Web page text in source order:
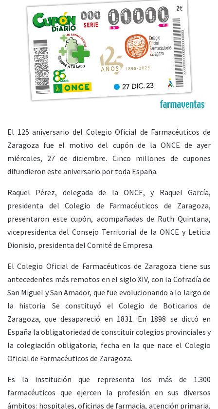
El 125 aniversario del Colegio Oficial de Farmacéuticos de
Zaragoza fue el motivo del cupón de la ONCE de ayer
miércoles, 27 de diciembre. Cinco millones de cupones
difundieron este aniversario por toda España.
Raquel Pérez, delegada de la ONCE, y Raquel García,
presidenta del Colegio de Farmacéuticos de Zaragoza,
presentaron este cupón, acompañadas de Ruth Quintana,
vicepresidenta del Consejo Territorial de la ONCE y Leticia
Dionisio, presidenta del Comité de Empresa.
El Colegio Oficial de Farmacéuticos de Zaragoza tiene sus
antecedentes más remotos en el siglo XIV, con la Cofradía de
San Miguel y San Amador, que fue evolucionando a lo largo de
la historia. Se constituyó el Colegio de Boticarios de
Zaragoza, que desapareció en 1831. En 1898 se dictó en
España la obligatoriedad de constituir colegios provinciales y
la colegiación obligatoria, fecha en la que nace el Colegio
Oficial de Farmacéuticos de Zaragoza.
Es la institución que representa los más de 1.300
farmacéuticos que ejercen la profesión en sus diversos
ámbitos: hospitales, oficinas de farmacia, atención primaria,